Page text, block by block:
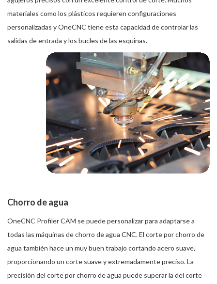
materiales como los plásticos requieren configuraciones
personalizadas y OneCNC tiene esta capacidad de controlar las
salidas de entrada y los bucles de las esquinas.
Chorro de agua
OneCNC Profiler CAM se puede personalizar para adaptarse a
todas las máquinas de chorro de agua CNC. El corte por chorro de
agua también hace un muy buen trabajo cortando acero suave,
proporcionando un corte suave y extremadamente preciso. La
precisión del corte por chorro de agua puede superar la del corte